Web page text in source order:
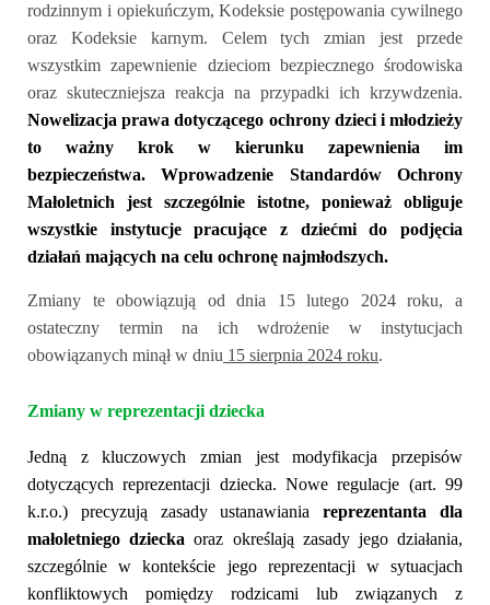
rodzinnym i opiekuńczym, Kodeksie postępowania cywilnego
oraz Kodeksie karnym. Celem tych zmian jest przede
wszystkim zapewnienie dzieciom bezpiecznego środowiska
oraz skuteczniejsza reakcja na przypadki ich krzywdzenia.
Nowelizacja prawa dotyczącego ochrony dzieci i młodzieży
to ważny krok w kierunku zapewnienia im
bezpieczeństwa. Wprowadzenie Standardów Ochrony
Małoletnich jest szczególnie istotne, ponieważ obliguje
wszystkie instytucje pracujące z dziećmi do podjęcia
działań mających na celu ochronę najmłodszych.
Zmiany te obowiązują od dnia 15 lutego 2024 roku, a
ostateczny termin na ich wdrożenie w instytucjach
obowiązanych minął w dniu 15 sierpnia 2024 roku.
Zmiany w reprezentacji dziecka
Jedną z kluczowych zmian jest modyfikacja przepisów
dotyczących reprezentacji dziecka. Nowe regulacje (art. 99
k.r.o.) precyzują zasady ustanawiania reprezentanta dla
małoletniegodzieckaoraz określają zasady jego działania,
szczególnie w kontekście jego reprezentacji w sytuacjach
konfliktowych pomiędzy rodzicami lub związanych z